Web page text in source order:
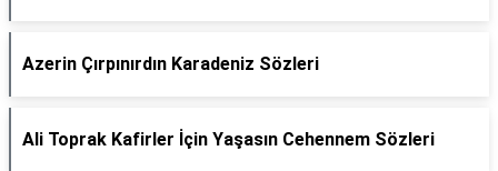
Azerin Çırpınırdın Karadeniz Sözleri
Ali Toprak Kafirler İçin Yaşasın Cehennem Sözleri